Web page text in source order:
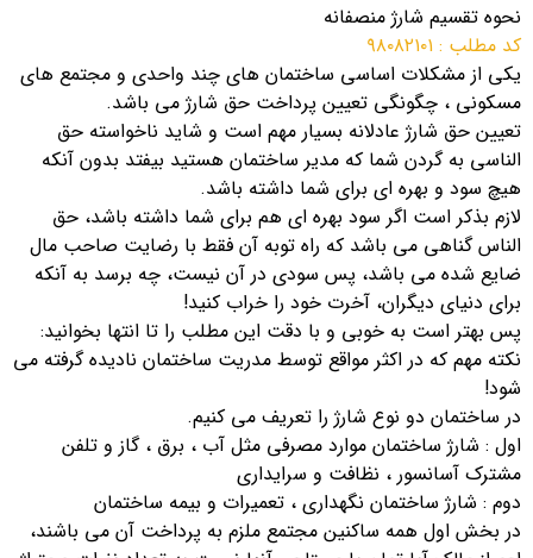
نحوه تقسیم شارژ منصفانه
کد مطلب : ۹۸۰۸۲۱۰۱
یکی از مشکلات اساسی ساختمان های چند واحدی و مجتمع های
مسکونی ، چگونگی تعیین پرداخت حق شارژ می باشد.
تعیین حق شارژ عادلانه بسیار مهم است و شاید ناخواسته حق
الناسی به گردن شما که مدیر ساختمان هستید بیفتد بدون آنکه
هیچ سود و بهره ای برای شما داشته باشد.
لازم بذکر است اگر سود بهره ای هم برای شما داشته باشد، حق
الناس گناهی می باشد که راه توبه آن فقط با رضایت صاحب مال
ضایع شده می باشد، پس سودی در آن نیست، چه برسد به آنکه
برای دنیای دیگران، آخرت خود را خراب کنید!
پس بهتر است به خوبی و با دقت این مطلب را تا انتها بخوانید:
نکته مهم که در اکثر مواقع توسط مدریت ساختمان نادیده گرفته می
شود!
در ساختمان دو نوع شارژ را تعریف می کنیم.
اول : شارژ ساختمان موارد مصرفی مثل آب ، برق ، گاز و تلفن
مشترک آسانسور ، نظافت و سرایداری
دوم : شارژ ساختمان نگهداری ، تعمیرات و بیمه ساختمان
در بخش اول همه ساکنین مجتمع ملزم به پرداخت آن می باشند،